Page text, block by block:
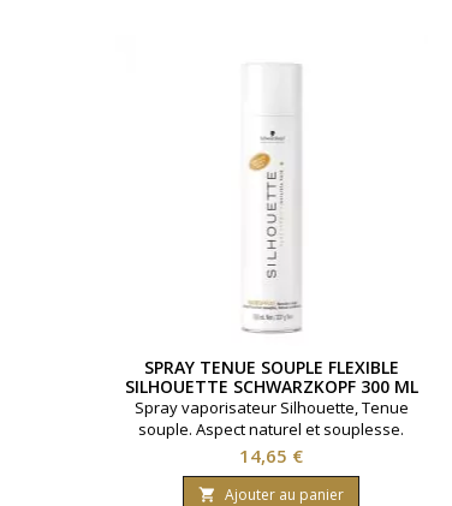
SPRAY TENUE SOUPLE FLEXIBLE
SILHOUETTE SCHWARZKOPF 300 ML
Spray vaporisateur Silhouette, Tenue
souple. Aspect naturel et souplesse.
Marque Schwarzkopf. Contenance : 300ml
Prix
14,65 €
 Ajouter au panier